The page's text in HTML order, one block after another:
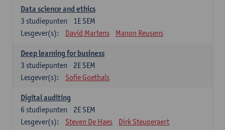
Data science and ethics
1E SEM
3 studiepunten
Lesgever(s):
David Martens Manon Reusens
Deep learning for business
2E SEM
3 studiepunten
Lesgever(s):
Sofie Goethals
Digital auditing
2E SEM
6 studiepunten
Lesgever(s):
Steven De Haes Dirk Steuperaert